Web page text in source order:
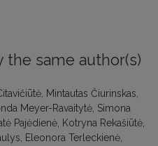
the same author(s)
Mintautas Čiurinskas,
Meyer-Ravaitytė, Simona
Pajėdienė, Kotryna Rekašiūtė,
Eleonora Terleckienė,